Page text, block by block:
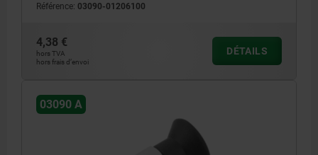
Référence: 03090-01206100
4,38 €
hors TVA
hors frais d’envoi
DÉTAILS
03090 A